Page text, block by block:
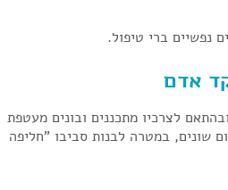
נפשיים ברי טיפול.
אדם
לצרכיו מתכננים ובונים מעטפת
שונים, במטרה לבנות סביבו "חליפה